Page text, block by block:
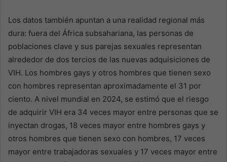
Los datos también apuntan a una realidad regional más
dura: fuera del África subsahariana, las personas de
poblaciones clave y sus parejas sexuales representan
alrededor de dos tercios de las nuevas adquisiciones de
VIH. Los hombres gays y otros hombres que tienen sexo
con hombres representan aproximadamente el 31 por
ciento. A nivel mundial en 2024, se estimó que el riesgo
de adquirir VIH era 34 veces mayor entre personas que se
inyectan drogas, 18 veces mayor entre hombres gays y
otros hombres que tienen sexo con hombres, 17 veces
mayor entre trabajadoras sexuales y 17 veces mayor entre